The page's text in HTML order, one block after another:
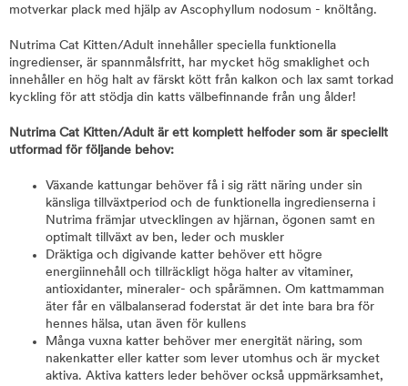
motverkar plack med hjälp av Ascophyllum nodosum - knöltång.
Nutrima Cat Kitten/Adult innehåller speciella funktionella
ingredienser, är spannmålsfritt, har mycket hög smaklighet och
innehåller en hög halt av färskt kött från kalkon och lax samt torkad
kyckling för att stödja din katts välbefinnande från ung ålder!
Nutrima Cat Kitten/Adult är ett komplett helfoder som är speciellt
utformad för följande behov:
Växande kattungar behöver få i sig rätt näring under sin
känsliga tillväxtperiod och de funktionella ingredienserna i
Nutrima främjar utvecklingen av hjärnan, ögonen samt en
optimalt tillväxt av ben, leder och muskler
Dräktiga och digivande katter behöver ett högre
energiinnehåll och tillräckligt höga halter av vitaminer,
antioxidanter, mineraler- och spårämnen. Om kattmamman
äter får en välbalanserad foderstat är det inte bara bra för
hennes hälsa, utan även för kullens
Många vuxna katter behöver mer energität näring, som
nakenkatter eller katter som lever utomhus och är mycket
aktiva. Aktiva katters leder behöver också uppmärksamhet,